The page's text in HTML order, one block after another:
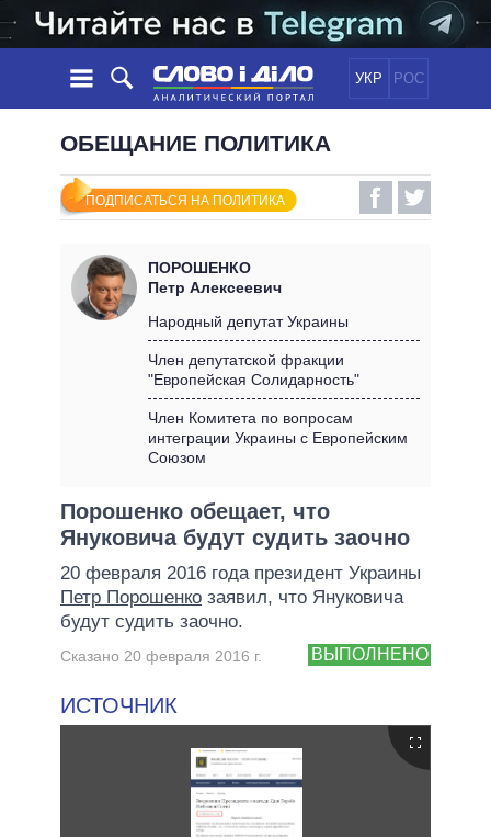
УКР РОС
НОВОСТИ
ЛЕНТА
СОБЫТИЯ
СТАТЬИ
МНЕНИЯ
ОБЗОРЫ
ДАЙДЖЕСТЫ
ПОЛИТИКА
ЭКОНОМИКА
МИР
ОБЕЩАНИЯ
ВСЕ ПОЛИТИКИ
ПРЕЗИДЕНТ И ОФИС
КАБИНЕТ МИНИСТРОВ
ГЛАВЫ ОБЛАДМИНИСТРАЦИЙ
ИНФОГРАФИКА
ВИДЕО
ПОДДЕРЖАТЬ
СРАВНЕНИЕ ПОЛИТИКОВ
ОБЕЩАНИЕ ПОЛИТИКА
ПОДПИСАТЬСЯ НА ПОЛИТИКА
ПОРОШЕНКО
Петр Алексеевич
Народный депутат Украины
Член депутатской фракции
"Европейская Солидарность"
Член Комитета по вопросам
интеграции Украины с Европейским
Союзом
Порошенко обещает, что
Януковича будут судить заочно
20 февраля 2016 года президент Украины
Петр Порошенко заявил, что Януковича
будут судить заочно.
ВЫПОЛНЕНО
Сказано 20 февраля 2016 г.
ИСТОЧНИК